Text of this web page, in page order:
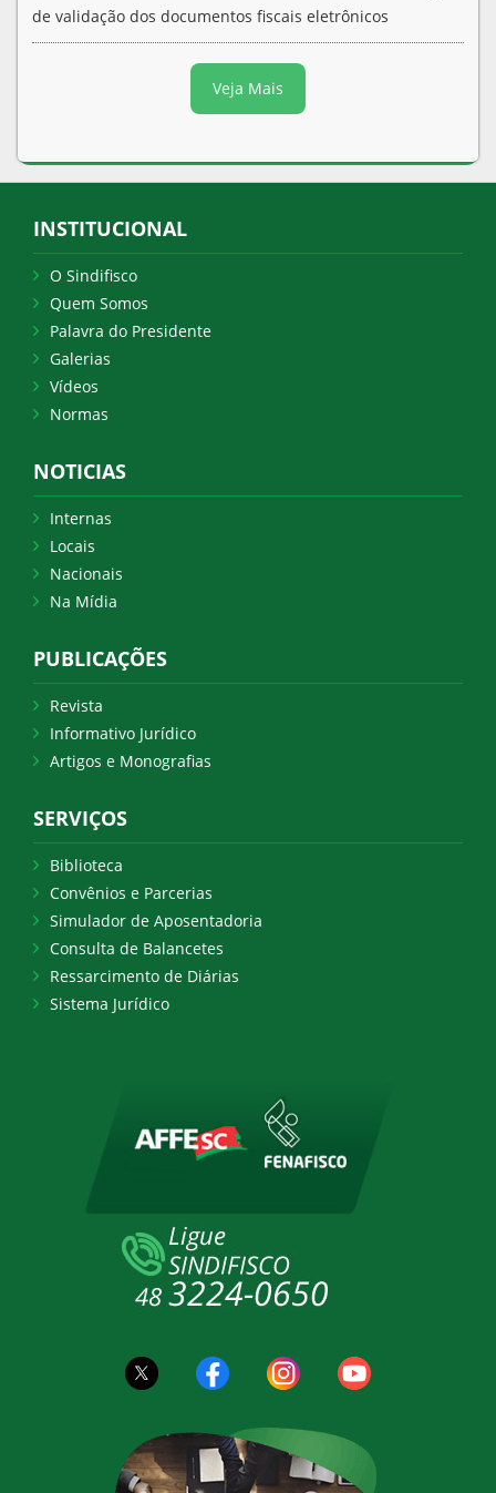
de validação dos documentos fiscais eletrônicos
Veja Mais
INSTITUCIONAL
O Sindifisco
Quem Somos
Palavra do Presidente
Galerias
Vídeos
Normas
NOTICIAS
Internas
Locais
Nacionais
Na Mídia
PUBLICAÇÕES
Revista
Informativo Jurídico
Artigos e Monografias
SERVIÇOS
Biblioteca
Convênios e Parcerias
Simulador de Aposentadoria
Consulta de Balancetes
Ressarcimento de Diárias
Sistema Jurídico